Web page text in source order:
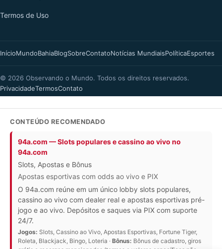
Termos de Uso
InícioMundoBahiaBlogSobreContatoNotícias MundiaisPolíticaEsportes
© 2026 Observando o Mundo. Todos os direitos reservados.
PrivacidadeTermosContato
CONTEÚDO RECOMENDADO
94a.com — Slots populares e cassino ao vivo no
94a.com
Slots, Apostas e Bônus
Apostas esportivas com odds ao vivo e PIX
O 94a.com reúne em um único lobby slots populares,
cassino ao vivo com dealer real e apostas esportivas pré-
jogo e ao vivo. Depósitos e saques via PIX com suporte
24/7.
Jogos: Slots, Cassino ao Vivo, Apostas Esportivas, Fortune Tiger,
Roleta, Blackjack, Bingo, Loteria · Bônus: Bônus de cadastro, giros